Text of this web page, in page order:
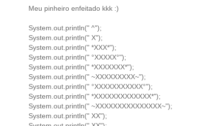
Meu pinheiro enfeitado kkk :)
System.out.println(" ^");
System.out.println(" X");
System.out.println(" *XXX*");
System.out.println(" °XXXXX°");
System.out.println(" *XXXXXXX*");
System.out.println(" ~XXXXXXXXX~");
System.out.println(" °XXXXXXXXXXX°");
System.out.println(" *XXXXXXXXXXXXX*");
System.out.println(" ~XXXXXXXXXXXXXXX~");
System.out.println(" XX");